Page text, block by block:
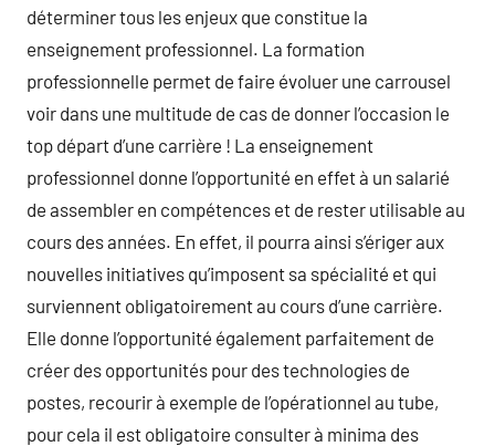
déterminer tous les enjeux que constitue la
enseignement professionnel. La formation
professionnelle permet de faire évoluer une carrousel
voir dans une multitude de cas de donner l’occasion le
top départ d’une carrière ! La enseignement
professionnel donne l’opportunité en effet à un salarié
de assembler en compétences et de rester utilisable au
cours des années. En effet, il pourra ainsi s’ériger aux
nouvelles initiatives qu’imposent sa spécialité et qui
surviennent obligatoirement au cours d’une carrière.
Elle donne l’opportunité également parfaitement de
créer des opportunités pour des technologies de
postes, recourir à exemple de l’opérationnel au tube,
pour cela il est obligatoire consulter à minima des